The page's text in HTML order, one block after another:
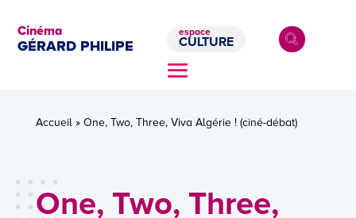
Cinéma
GÉRARD PHILIPE
espace
CULTURE
Accueil» One, Two, Three, Viva Algérie ! (ciné-débat)
One, Two, Three,